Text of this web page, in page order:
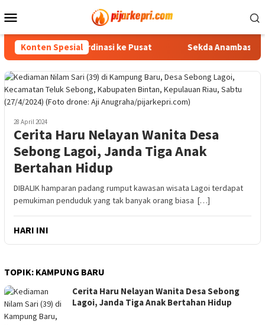
ke
Mobile
Konten Spesial
Anggota, Koordinasi ke Pusat Sekda Anambas
28 April 2024
Cerita Haru Nelayan Wanita Desa
Sebong Lagoi, Janda Tiga Anak
Bertahan Hidup
DIBALIK hamparan padang rumput kawasan wisata Lagoi terdapat
pemukiman penduduk yang tak banyak orang biasa […]
HARI INI
TOPIK: KAMPUNG BARU
Cerita Haru Nelayan Wanita Desa Sebong
Lagoi, Janda Tiga Anak Bertahan Hidup